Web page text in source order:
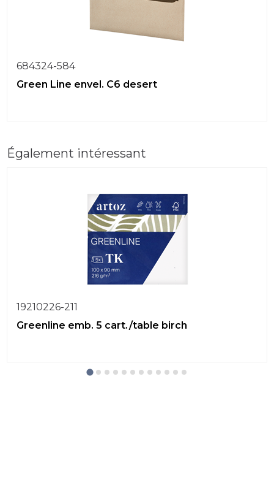
684324-584
Green Line envel. C6 desert
Également intéressant
19210226-211
Greenline emb. 5 cart./table birch